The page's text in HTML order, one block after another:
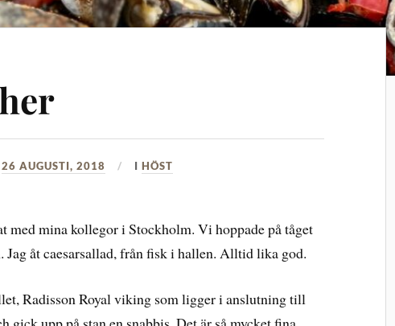
26 AUGUSTI, 2018 IHÖST
med mina kollegor i Stockholm. Vi hoppade på tåget
Jag åt caesarsallad, från fisk i hallen. Alltid lika god.
Radisson Royal viking som ligger i anslutning till